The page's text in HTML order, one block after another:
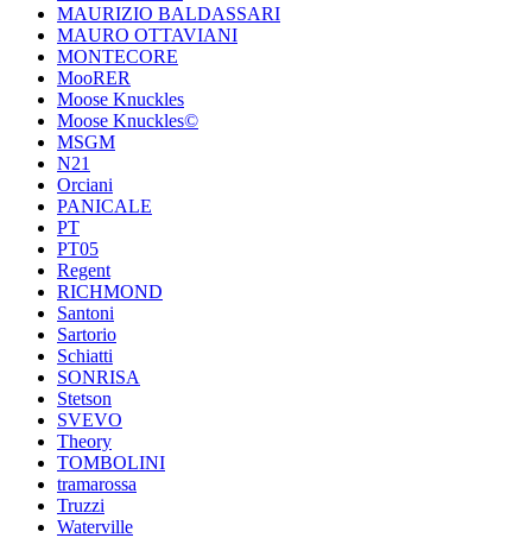
MAURIZIO BALDASSARI
MAURO OTTAVIANI
MONTECORE
MooRER
Moose Knuckles
Moose Knuckles©️
MSGM
N21
Orciani
PANICALE
PT
PT05
Regent
RICHMOND
Santoni
Sartorio
Schiatti
SONRISA
Stetson
SVEVO
Theory
TOMBOLINI
tramarossa
Truzzi
Waterville